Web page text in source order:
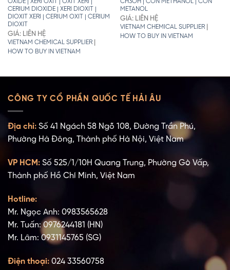
OXIDE | XERI OXIT | OXIT XERI |
CERIUM DIOXIDE | XERI DIOXIT |
DIOXIT XERI | CERIUM OXIT | CERIUM
DIOXIT
GIÁ: LIÊN HỆ
VIETNAM CHEMICAL SUPPLIER|
HOW TO BUY IN VIETNAM
CH3OH | CỒN METHANOL | CỒN
METANOL
GIÁ: LIÊN HỆ
VIETNAM CHEMICAL SUPPLIER|
HOW TO BUY IN VIETNAM
CÔNG TY CỔ PHẦN QUỐC TẾ HẢI ÂU
Địa chỉ: Số 41 Ngách 58 Ngõ 108, Đường Trần Phú,
Phường Hà Đông, Thành phố Hà Nội, Việt Nam
VP HCM: Số 525/1/10H Quang Trung, Phường Gò Vấp,
Thành phố Hồ Chí Minh, Việt Nam
Hotline:
Mr. Ngọc Anh: 0983565628
Mr. Tuấn: 0976244181 (HN)
Mr. Lâm: 0931145765 (SG)
Điện thoại: 024 33560758